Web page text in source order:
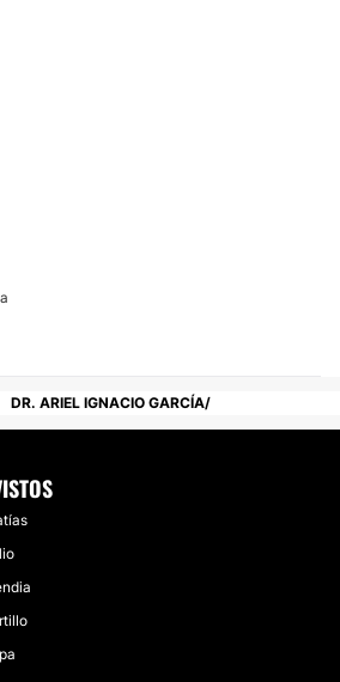
DR. ARIEL IGNACIO GARCÍA